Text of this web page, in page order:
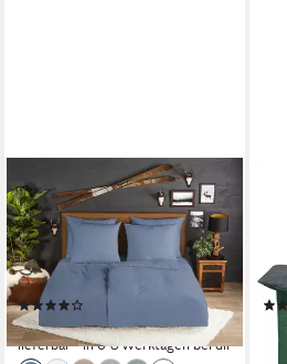
GOOD MORNING
Bettwäsche Flanel Uni, Biber,
Flanell, 2 teilig, Flanell, Biber,
Baumwolle, Winter, Warm,
Reißverschluss, Einfarbig Uni
ab 44,95 €
lieferbar - in 6-8 Werktagen bei dir